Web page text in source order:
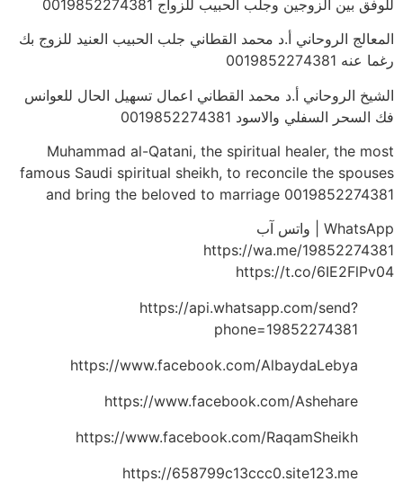
للوفق بين الزوجين وجلب الحبيب للزواج 0019852274381
المعالج الروحاني أ.د محمد القطاني جلب الحبيب العنيد للزوج بك
رغما عنه 0019852274381
الشيخ الروحاني أ.د محمد القطاني اعمال تسهيل الحال للعوانس
فك السحر السفلي والاسود 0019852274381
Muhammad al-Qatani, the spiritual healer, the most
famous Saudi spiritual sheikh, to reconcile the spouses
and bring the beloved to marriage 0019852274381
WhatsApp | واتس آب
https://wa.me/19852274381
https://t.co/6IE2FlPv04
https://api.whatsapp.com/send?
phone=19852274381
https://www.facebook.com/AlbaydaLebya
https://www.facebook.com/Ashehare
https://www.facebook.com/RaqamSheikh
https://658799c13ccc0.site123.me